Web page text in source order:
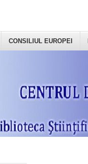
CONSILIUL EUROPEI